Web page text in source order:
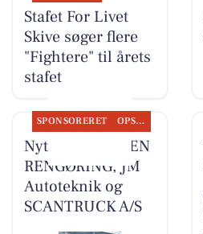
Stafet For Livet
Skive søger flere
"Fightere" til årets
stafet
SPONSORERET OPSLAGSTAVLEN
Nyt fra SUVERÆN
RENGØRING, JM
Autoteknik og
SCANTRUCK A/S